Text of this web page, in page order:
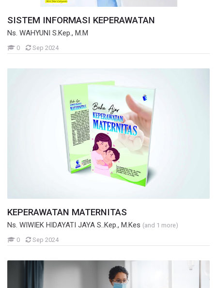
SISTEM INFORMASI KEPERAWATAN
Ns. WAHYUNI S.Kep., M.M
0Mahasiswa
Sep 2024
KEPERAWATAN MATERNITAS
Ns. WIWIEK HIDAYATI JAYA S..Kep., M.Kes (and 1 more)
0Mahasiswa
Sep 2024